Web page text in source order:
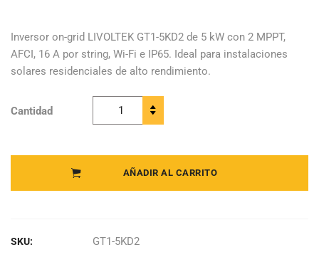
era:
$633.908.
es:
$538.822.
Inversor on-grid LIVOLTEK GT1-5KD2 de 5 kW con 2 MPPT,
AFCI, 16 A por string, Wi-Fi e IP65. Ideal para instalaciones
solares residenciales de alto rendimiento.
Cantidad
Livoltek -
Inversor
quantity
AÑADIR AL CARRITO
SKU: GT1-5KD2